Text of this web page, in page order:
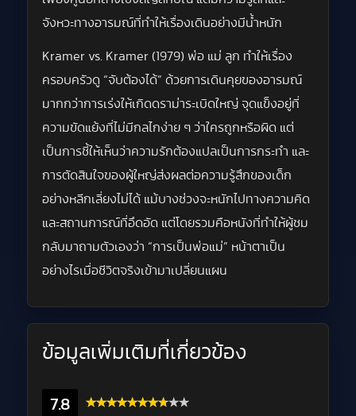
จังหวะทางอารมณ์ที่ทำให้เรื่องเดินอย่างมีน้ำหนัก
Kramer vs. Kramer (1979) พ่อ แม่ ลูก ทำให้เรื่อง
ครอบครัวดู “จับต้องได้” ด้วยการเดินคุยของอารมณ์
มากกว่าการเร่งให้เกิดดราม่าระเบิดใหญ่ จุดแข็งอยู่ที่
ความขัดแย้งที่ไม่มีกลไกง่าย ๆ ว่าใครถูกหรือผิด แต่
เป็นการชี้ให้เห็นว่าความรักต้องแปลเป็นการกระทำ และ
การตัดสินใจของผู้ใหญ่ส่งผลต่อความรู้สึกของเด็ก
อย่างหลีกเลี่ยงไม่ได้ แม้บางช่วงจะหนักไปทางความคิด
และสถานการณ์ที่อึดอัด แต่โดยรวมคือหนังที่ทำให้ผู้ชม
กลับมาถามตัวเองว่า “การเป็นพ่อแม่” หน้าตาเป็น
อย่างไรเมื่อชีวิตจริงเข้ามาเปลี่ยนแผน
ข้อมูลเพิ่มเติมที่เกี่ยวข้อง
7.8